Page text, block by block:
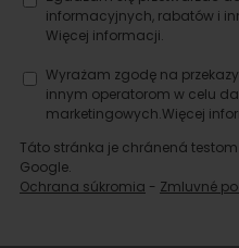
informacyjnych, rabatów i
Więcej informacji.
Wyrażam zgodę na
innym operatorom w celu
marketingowych.Więcej
Táto stránka je chránená testom
Google.
Ochrana súkromia - Zmluvné